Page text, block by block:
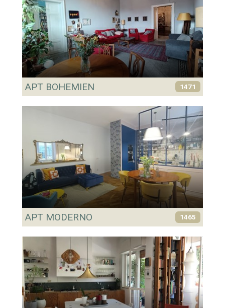
APT BOHEMIEN 1471
APT MODERNO 1465